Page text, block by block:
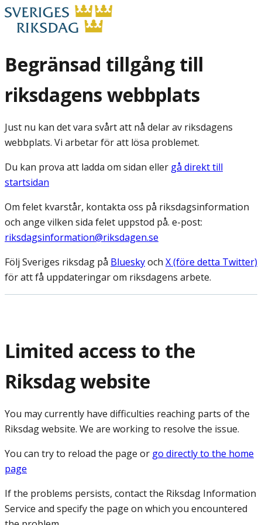
Begränsad tillgång till
riksdagens webbplats
Just nu kan det vara svårt att nå delar av riksdagens
webbplats. Vi arbetar för att lösa problemet.
Du kan prova att ladda om sidan eller gå direkt till
startsidan
Om felet kvarstår, kontakta oss på riksdagsinformation
och ange vilken sida felet uppstod på. e-post:
riksdagsinformation@riksdagen.se
Följ Sveriges riksdag på Blueskyoch X (före detta Twitter)
för att få uppdateringar om riksdagens arbete.
Limited access to the
Riksdag website
You may currently have difficulties reaching parts of the
Riksdag website. We are working to resolve the issue.
You can try to reload the page or go directly to the home
page
If the problems persists, contact the Riksdag Information
Service and specify the page on which you encountered